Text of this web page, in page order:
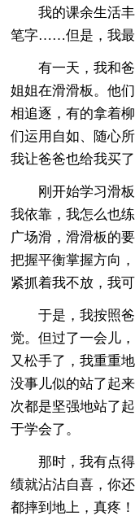
我的课余生活
笔字……但是，我最
有一天，我和
姐姐在滑滑板。他
相追逐，有的拿着
们运用自如、随心
我让爸爸也给我买了
刚开始学习滑
我依靠，我怎么也
广场滑，滑滑板的
把握平衡掌握方向
紧抓着我不放，我
于是，我按照
觉。但过了一会儿
又松手了，我重重
没事儿似的站了起
次都是坚强地站了
于学会了。
那时，我有点
绩就沾沾自喜，你
都摔到地上，真疼